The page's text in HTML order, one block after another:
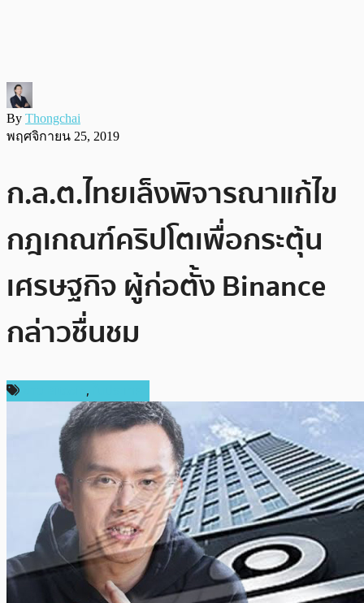
By Thongchai
พฤศจิกายน 25, 2019
ก.ล.ต.ไทยเล็งพิจารณาแก้ไข
กฎเกณฑ์คริปโตเพื่อกระตุ้น
เศรษฐกิจ ผู้ก่อตั้ง Binance
กล่าวชื่นชม
,